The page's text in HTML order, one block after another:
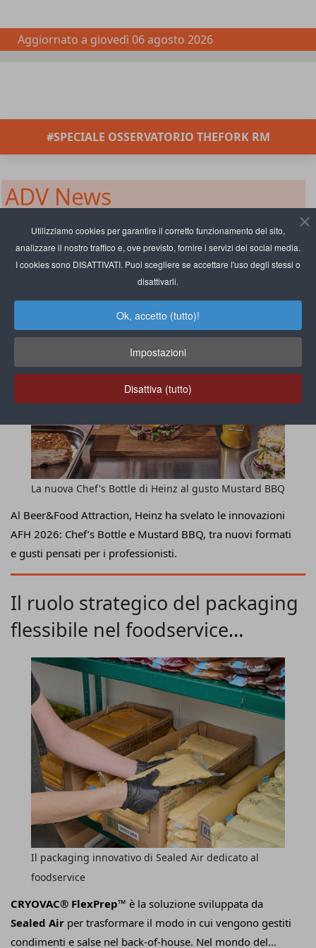
Utilizziamo cookies per garantire il corretto funzionamento del sito,
analizzare il nostro traffico e, ove previsto, fornire i servizi dei social media.
I cookies sono DISATTIVATI. Puoi scegliere se accettare l'uso degli stessi o
disattivarli.
Ok, accetto (tutto)!
Impostazioni
Disattiva (tutto)
Aggiornato a giovedì 06 agosto 2026
#SPECIALE OSSERVATORIO THEFORK RM
ADV News
Heinz a tutta innovazione: nuove
soluzioni di formato e gusto per
Al Beer&Food Attraction, Heinz ha svelato le innovazioni
AFH 2026: Chef’s Bottle e Mustard BBQ, tra nuovi formati
e gusti pensati per i professionisti.
La nuova Chef's Bottle di Heinz al gusto Mustard BBQ
Il ruolo strategico del packaging
flessibile nel foodservice
secondo Sealed Air
CRYOVAC® FlexPrep™ è la soluzione sviluppata da
Sealed Air per trasformare il modo in cui vengono gestiti
condimenti e salse nel back-of-house. Nel mondo del
Il packaging innovativo di Sealed Air dedicato al
foodservice